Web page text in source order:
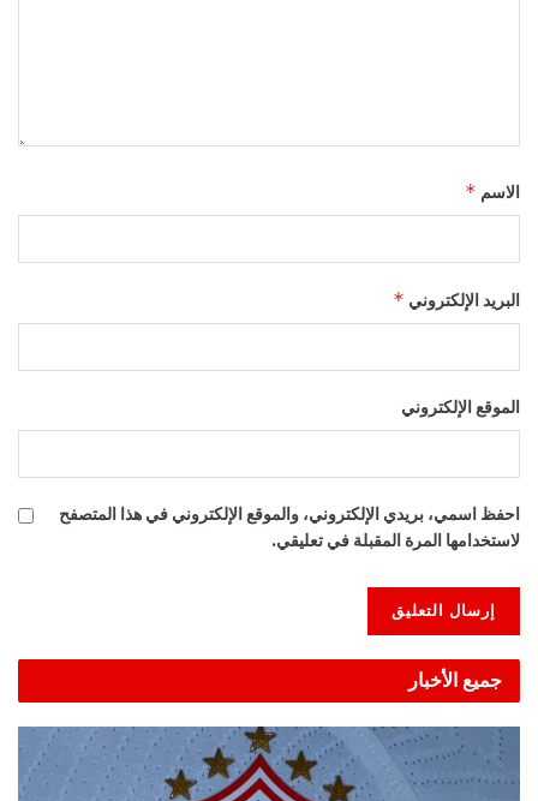
الاسم *
البريد الإلكتروني *
الموقع الإلكتروني
احفظ اسمي، بريدي الإلكتروني، والموقع الإلكتروني في هذا المتصفح
لاستخدامها المرة المقبلة في تعليقي.
Alternative:
جميع الأخبار